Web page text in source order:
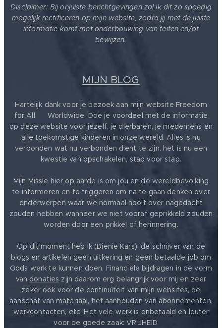
Disclaimer: Bij onjuiste berichtgevingen zal ik dit zo spoedig
mogelijk rectificeren op mijn website, zodra jij met de juiste
informatie komt met onderbouwing van feiten en/of
bewijzen.
MIJN BLOG
Hartelijk dank voor je bezoek aan mijn website Freedom
for All ❤️ Worldwide. Doe je voordeel met de informatie
op deze website voor jezelf, je dierbaren, je medemens en
alle toekomstige kinderen in onze wereld. Alles is nu
verbonden wat nu verbonden dient te zijn. het is nu een
kwestie van opschakelen, stap voor stap.
Mijn Missie hier op aarde is om jou en de wereldbevolking
te informeren en te triggeren om na te gaan denken over
onderwerpen waar we normaal nooit over nagedacht
zouden hebben wanneer we niet vooraf geprikkeld zouden
worden door een prikkel of herinnering.
Op dit moment heb Ik (Dienie Kars), de schrijver van de
blogs en artikelen geen uitkering en geen betaalde job om
Gods werk te kunnen doen. Financiële bijdragen in de vorm
van donaties zijn daarom erg belangrijk voor mij en zeer
zeker ook voor de continuïteit van mijn websites, de
aanschaf van materiaal, het aanhouden van abonnementen,
werkcontacten, etc. Het vele werk is onbetaald en louter
voor de goede zaak: VRIJHEID ❤️